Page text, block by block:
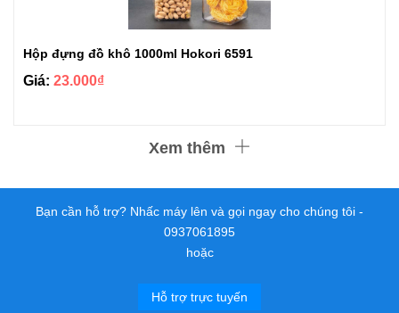
Hộp đựng đồ khô 1000ml Hokori 6591
Giá: 23.000₫
Xem thêm
Bạn cần hỗ trợ? Nhấc máy lên và gọi ngay cho chúng tôi -
0937061895
hoặc
Hỗ trợ trực tuyến